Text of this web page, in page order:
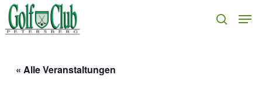
Skip
to
search
« Alle Veranstaltungen